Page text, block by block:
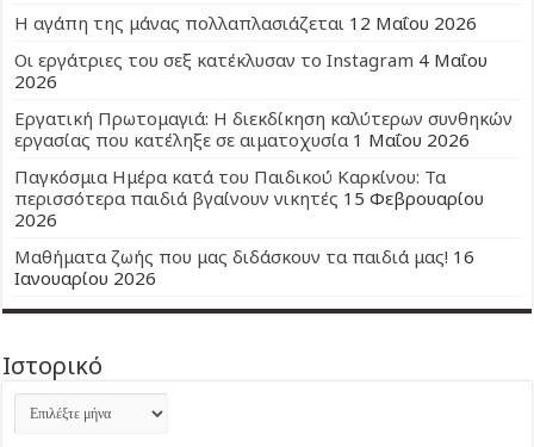
Η αγάπη της μάνας πολλαπλασιάζεται 12 Μαΐου 2026
Οι εργάτριες του σεξ κατέκλυσαν το Instagram 4 Μαΐου
2026
Εργατική Πρωτομαγιά: Η διεκδίκηση καλύτερων συνθηκών
εργασίας που κατέληξε σε αιματοχυσία 1 Μαΐου 2026
Παγκόσμια Ημέρα κατά του Παιδικού Καρκίνου: Τα
περισσότερα παιδιά βγαίνουν νικητές 15 Φεβρουαρίου
2026
Μαθήματα ζωής που μας διδάσκουν τα παιδιά μας! 16
Ιανουαρίου 2026
Ιστορικό
Ιστορικό